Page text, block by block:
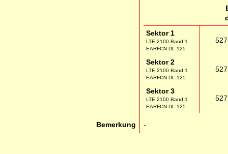
Sektor 1
LTE 2100 Band 1
EARFCN DL 125
Sektor 2
LTE 2100 Band 1
EARFCN DL 125
Sektor 3
LTE 2100 Band 1
EARFCN DL 125
Bemerkung -